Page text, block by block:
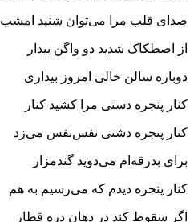
صدای قلب مرا می‌توان شنید امشب
از اصطکاک شدید دو واگن بیدار
دوباره سالن خالی امروز بیداری
کنار پنجره دستی مرا کشید کنار
کنار پنجره دشتی نفس‌نفس می‌زد
برای بدرقه‌ام می‌دوید گندمزار
کنار پنجره دیدم که می‌رسیم به هم
اگر سقوط کند در دهان دره قطار